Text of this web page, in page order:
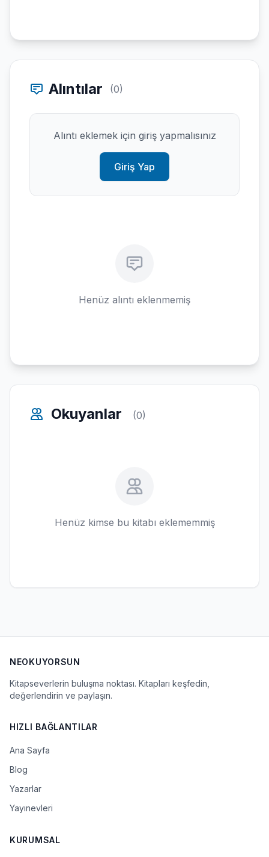
Alıntılar (0)
Alıntı eklemek için giriş yapmalısınız
Giriş Yap
Henüz alıntı eklenmemiş
Okuyanlar (0)
Henüz kimse bu kitabı eklememmiş
NEOKUYORSUN
Kitapseverlerin buluşma noktası. Kitapları keşfedin,
değerlendirin ve paylaşın.
HIZLI BAĞLANTILAR
Ana Sayfa
Blog
Yazarlar
Yayınevleri
KURUMSAL